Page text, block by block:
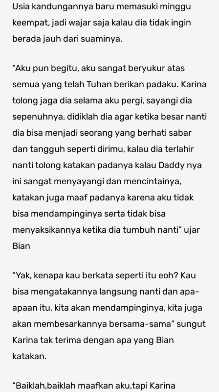
Usia kandungannya baru memasuki minggu
keempat, jadi wajar saja kalau dia tidak ingin
berada jauh dari suaminya.
“Aku pun begitu, aku sangat beryukur atas
semua yang telah Tuhan berikan padaku. Karina
tolong jaga dia selama aku pergi, sayangi dia
sepenuhnya, didiklah dia agar ketika besar nanti
dia bisa menjadi seorang yang berhati sabar
dan tangguh seperti dirimu, kalau dia terlahir
nanti tolong katakan padanya kalau Daddy nya
ini sangat menyayangi dan mencintainya,
katakan juga maaf padanya karena aku tidak
bisa mendampinginya serta tidak bisa
menyaksikannya ketika dia tumbuh nanti” ujar
Bian
“Yak, kenapa kau berkata seperti itu eoh? Kau
bisa mengatakannya langsung nanti dan apa-
apaan itu, kita akan mendampinginya, kita juga
akan membesarkannya bersama-sama” sungut
Karina tak terima dengan apa yang Bian
katakan.
“Baiklah,baiklah maafkan aku,tapi Karina